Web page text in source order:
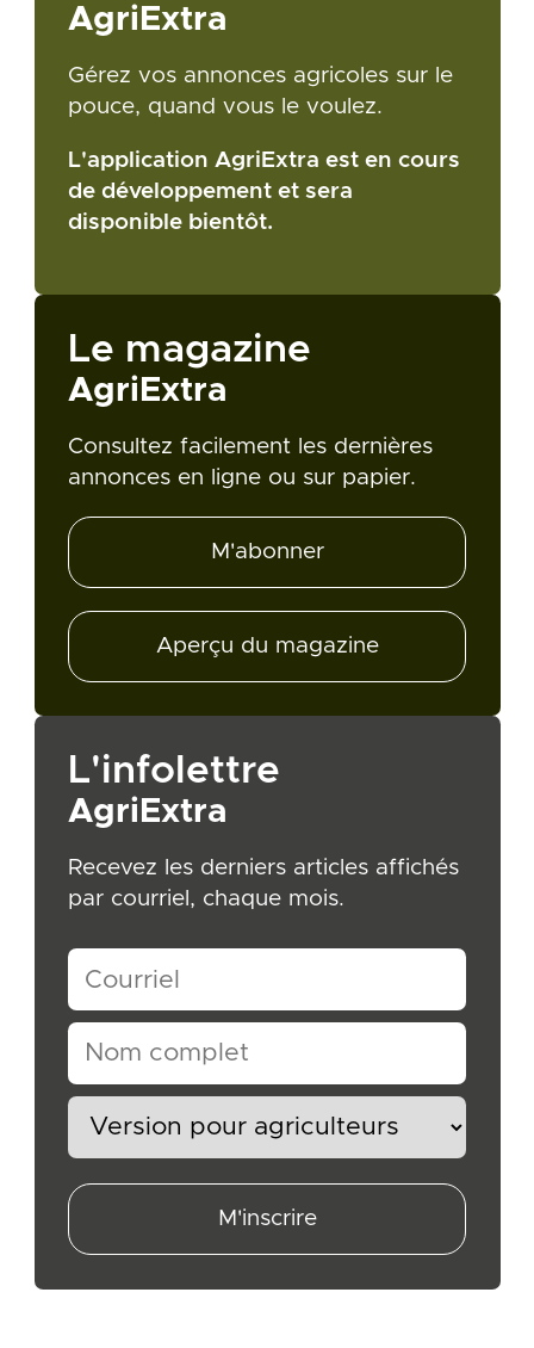
AgriExtra
Gérez vos annonces agricoles sur le
pouce, quand vous le voulez.
L'application AgriExtra est en cours
de développement et sera
disponible bientôt.
Le magazine
AgriExtra
Consultez facilement les dernières
annonces en ligne ou sur papier.
M'abonner
Aperçu du magazine
L'infolettre
AgriExtra
Recevez les derniers articles affichés
par courriel, chaque mois.
M'inscrire